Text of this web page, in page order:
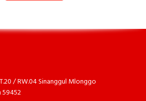
/ RW.04 Sinanggul Mlonggo
59452